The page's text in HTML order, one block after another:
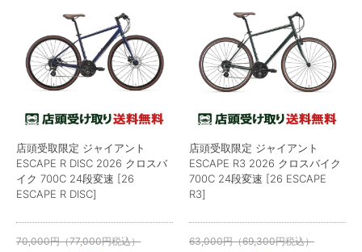
店頭受取限定 ジャイアント
ESCAPE R DISC 2026 クロスバ
イク 700C 24段変速 [26
ESCAPE R DISC]
70,000円（77,000円税込）
店頭受取限定 ジャイアント
ESCAPE R3 2026 クロスバイク
700C 24段変速 [26 ESCAPE
R3]
63,000円（69,300円税込）